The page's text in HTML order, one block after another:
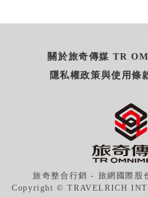
關於旅奇傳媒 TR
隱私權政策與使用條
旅奇整合行銷 - 旅網國際股
Copyright © TRAVELRICH